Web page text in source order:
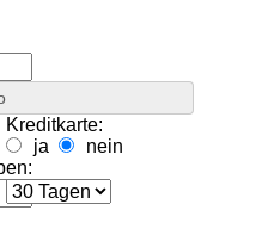
Kreditkarte:
ja
nein